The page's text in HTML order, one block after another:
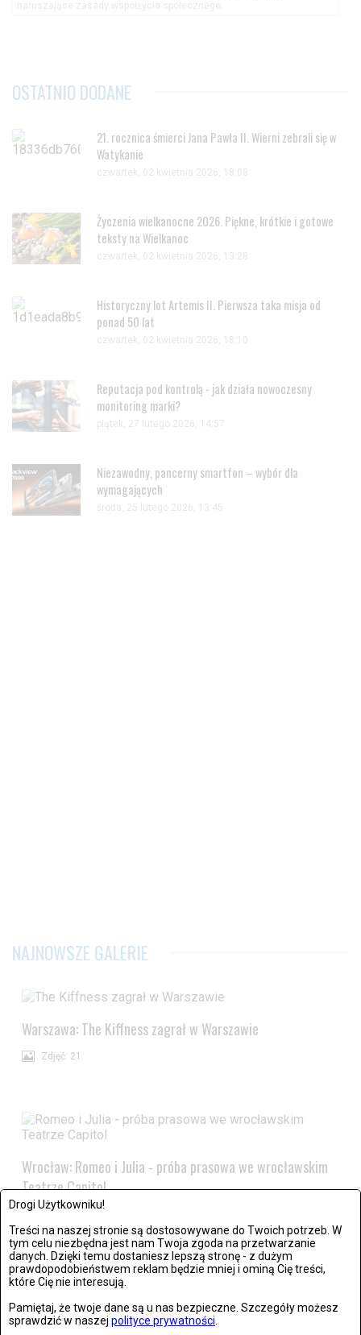
Drogi Użytkowniku!
Treści na naszej stronie są dostosowywane do Twoich potrzeb. W
tym celu niezbędna jest nam Twoja zgoda na przetwarzanie
danych. Dzięki temu dostaniesz lepszą stronę - z dużym
prawdopodobieństwem reklam będzie mniej i ominą Cię treści,
które Cię nie interesują.
Pamiętaj, że twoje dane są u nas bezpieczne. Szczegóły możesz
sprawdzić w naszej polityce prywatności
OSTATNIO DODANE
21. rocznica śmierci Jana Pawła II. Wierni zebrali się w
Watykanie
czwartek, 02 kwietnia 2026, 18:08
Życzenia wielkanocne 2026. Piękne, krótkie i gotowe
teksty na Wielkanoc
czwartek, 02 kwietnia 2026, 13:28
Historyczny lot Artemis II. Pierwsza taka misja od
ponad 50 lat
czwartek, 02 kwietnia 2026, 18:10
Reputacja pod kontrolą - jak działa nowoczesny
monitoring marki?
piątek, 27 lutego 2026, 14:57
Niezawodny, pancerny smartfon – wybór dla
wymagających
środa, 25 lutego 2026, 13:45
NAJNOWSZE GALERIE
Warszawa: The Kiffness zagrał w Warszawie
Zdjęć: 21
Wrocław: Romeo i Julia - próba prasowa we wrocławskim
Teatrze Capitol
Zdjęć: 26